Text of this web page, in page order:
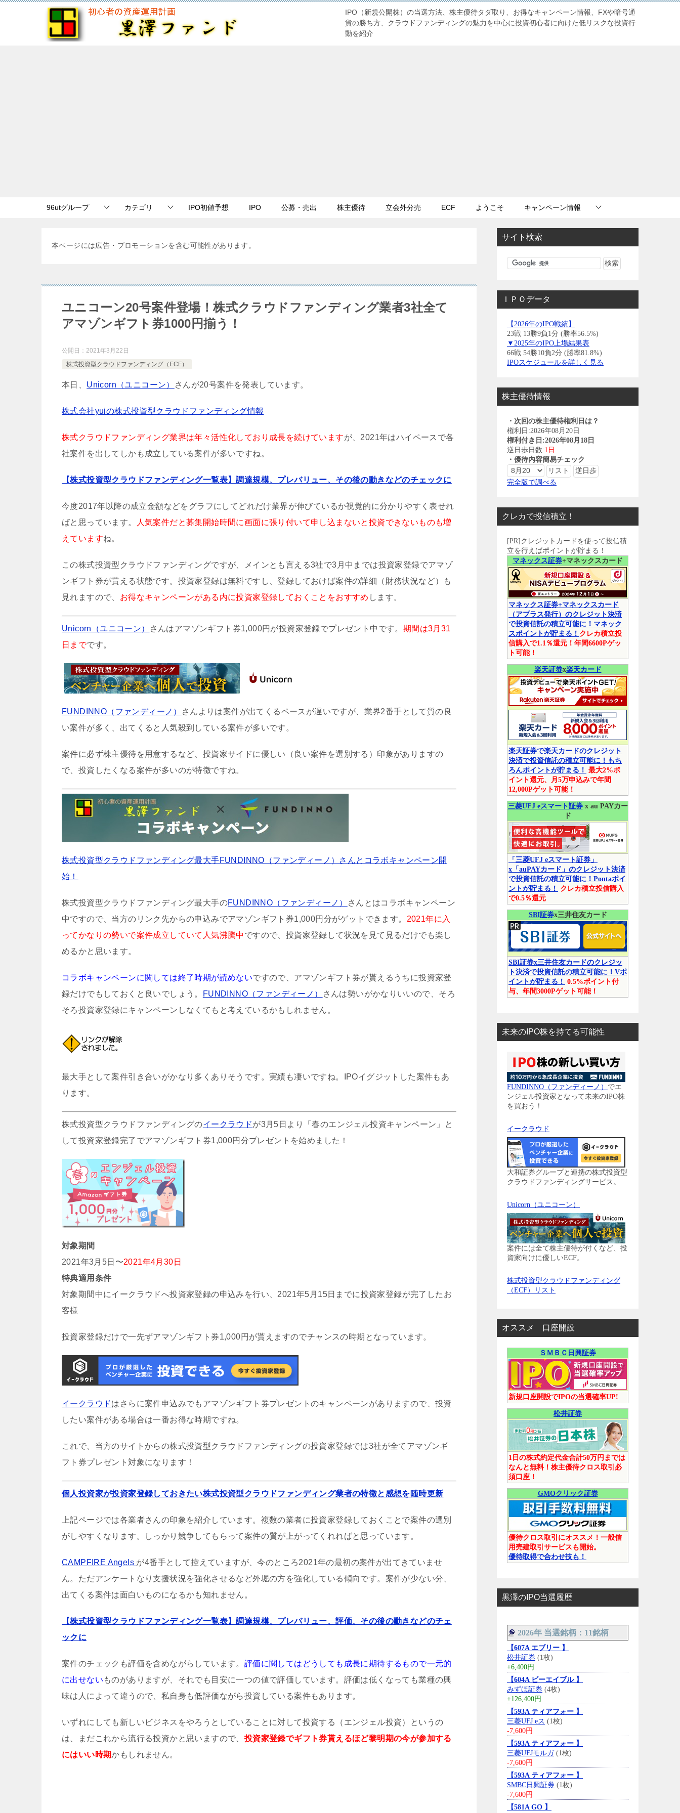
IPO（新規公開株）の当選方法、株主優待タダ取り、お得なキャンペーン情報、FXや暗号通
貨の勝ち方、クラウドファンディングの魅力を中心に投資初心者に向けた低リスクな投資行
動を紹介
96utグループ カテゴリ IPO初値予想 IPO 公募・売出 株主優待 立会外分売 ECF ようこそ キャンペーン情報
本ページには広告・プロモーションを含む可能性があります。
ユニコーン20号案件登場！株式クラウドファンディング業者3社全て
アマゾンギフト券1000円揃う！
公開日： 2021年3月22日
株式投資型クラウドファンディング（ECF）
本日、 Unicorn（ユニコーン） さんが20号案件を発表しています。
株式会社yuiの株式投資型クラウドファンディング情報
株式クラウドファンディング業界は年々活性化しており成長を続けていますが、2021年はハイペースで各
社案件を出してしかも成立している案件が多いですね。
【株式投資型クラウドファンディング一覧表】調達規模、プレバリュー、その後の動きなどのチェックに
今度2017年以降の成立金額などをグラフにしてどれだけ業界が伸びているか視覚的に分かりやすく表せれ
ばと思っています。
人気案件だと募集開始時間に画面に張り付いて申し込まないと投資できないものも増
えていますね。
この株式投資型クラウドファンディングですが、メインとも言える3社で3月中までは投資家登録でアマゾ
ンギフト券が貰える状態です。投資家登録は無料ですし、登録しておけば案件の詳細（財務状況など）も
見れますので、 お得なキャンペーンがある内に投資家登録しておくことをおすすめ します。
Unicorn（ユニコーン） さんはアマゾンギフト券1,000円が投資家登録でプレゼント中です。 期間は3月31
日までです。
FUNDINNO（ファンディーノ）
さんよりは案件が出てくるペースが遅いですが、業界2番手として質の良
い案件が多く、出てくると人気殺到している案件が多いです。
案件に必ず株主優待を用意するなど、投資家サイドに優しい（良い案件を選別する）印象がありますの
で、投資したくなる案件が多いのが特徴ですね。
株式投資型クラウドファンディング最大手FUNDINNO（ファンディーノ）さんとコラボキャンペーン開
始！
株式投資型クラウドファンディング最大手のFUNDINNO（ファンディーノ）
さんとはコラボキャンペーン
中ですので、当方のリンク先からの申込みでアマゾンギフト券1,000円分がゲットできます。 2021年に入
ってかなりの勢いで案件成立していて人気沸騰中 ですので、投資家登録して状況を見て見るだけでも楽し
めるかと思います。
コラボキャンペーンに関しては終了時期が読めないですので、アマゾンギフト券が貰えるうちに投資家登
録だけでもしておくと良いでしょう。
FUNDINNO（ファンディーノ）
さんは勢いがかなりいいので、そろ
そろ投資家登録にキャンペーンしなくてもと考えているかもしれません。
最大手として案件引き合いがかなり多くありそうです。実績も凄いですね。IPOイグジットした案件もあ
ります。
株式投資型クラウドファンディングのイークラウドが3月5日より「春のエンジェル投資キャンペーン」と
して投資家登録完了でアマゾンギフト券1,000円分プレゼントを始めました！
対象期間
2021年3月5日〜2021年4月30日
特典適用条件
対象期間中にイークラウドへ投資家登録の申込みを行い、2021年5月15日までに投資家登録が完了したお
客様
投資家登録だけで一先ずアマゾンギフト券1,000円が貰えますのでチャンスの時期となっています。
イークラウドはさらに案件申込みでもアマゾンギフト券プレゼントのキャンペーンがありますので、投資
したい案件がある場合は一番お得な時期ですね。
これで、当方のサイトからの株式投資型クラウドファンディングの投資家登録では3社が全てアマゾンギ
フト券プレゼント対象になります！
個人投資家が投資家登録しておきたい株式投資型クラウドファンディング業者の特徴と感想を随時更新
上記ページでは各業者さんの印象を紹介しています。複数の業者に投資家登録しておくことで案件の選別
がしやすくなります。しっかり競争してもらって案件の質が上がってくれればと思っています。
CAMPFIRE Angels が4番手として控えていますが、今のところ2021年の最初の案件が出てきていませ
ん。ただアンケートなり支援状況を強化させるなど外堀の方を強化している傾向です。案件が少ない分、
出てくる案件は面白いものになるかも知れません。
【株式投資型クラウドファンディング一覧表】調達規模、プレバリュー、評価、その後の動きなどのチェ
ックに
案件のチェックも評価を含めながらしています。 評価に関してはどうしても成長に期待するもので一元的
に出せない ものがありますが、それでも目安に一つの値で評価しています。評価は低くなっても業種の興
味は人によって違うので、私自身も低評価ながら投資している案件もあります。
いずれにしても新しいビジネスをやろうとしていることに対して投資する（エンジェル投資）というの
は、まだこれから流行る投資かと思いますので、投資家登録でギフト券貰えるほど黎明期の今が参加する
にはいい時期かもしれません。
サイト検索
ＩＰＯデータ
【2026年のIPO戦績】
23戦 13勝9負1分 (勝率56.5%)
▼2025年のIPO上場結果表
66戦 54勝10負2分 (勝率81.8%)
IPOスケジュールを詳しく見る
株主優待情報
・次回の株主優待権利日は？
権利日:2026年08月20日
権利付き日:2026年08月18日
逆日歩日数:1日
・優待内容簡易チェック
完全版で調べる
クレカで投信積立！
[PR]クレジットカードを使って投信積
立を行えばポイントが貯まる！
マネックス証券+マネックスカード
マネックス証券+マネックスカード
（アプラス発行）のクレジット決済
で投資信託の積立可能に！マネック
スポイントが貯まる！ クレカ積立投
信購入で1.1％還元！年間6600Pゲッ
ト可能！
楽天証券x楽天カード
楽天証券で楽天カードのクレジット
決済で投資信託の積立可能に！もち
ろんポイントが貯まる！ 最大2%ポ
イント還元、月5万申込みで年間
12,000Pゲット可能！
三菱UFJ eスマート証券x au PAYカー
ド
「三菱UFJ eスマート証券」
x「auPAYカード」のクレジット決済
で投資信託の積立可能に！Pontaポイ
ントが貯まる！
クレカ積立投信購入
で0.5％還元
SBI証券x三井住友カード
SBI証券x三井住友カードのクレジッ
ト決済で投資信託の積立可能に！Vポ
イントが貯まる！ 0.5%ポイント付
与、年間3000Pゲット可能！
未来のIPO株を持てる可能性
FUNDINNO（ファンディーノ） でエ
ンジェル投資家となって未来のIPO株
を買おう！
イークラウド
大和証券グループと連携の株式投資型
クラウドファンディングサービス。
Unicorn（ユニコーン）
案件には全て株主優待が付くなど、投
資家向けに優しいECF。
株式投資型クラウドファンディング
（ECF）リスト
オススメ 口座開設
ＳＭＢＣ日興証券
新規口座開設でIPOの当選確率UP!
松井証券
1日の株式約定代金合計50万円までは
なんと無料！株主優待クロス取引必
須口座！
GMOクリック証券
優待クロス取引にオススメ！一般信
用売建取引サービスも開始。
優待取得で合わせ技も！
黒澤のIPO当選履歴
2026年 当選銘柄：11銘柄
【607A エブリー 】
松井証券 (1枚)
+6,400円
【604A ビーエイブル 】
みずほ証券 (4枚)
+126,400円
【593A ティアフォー 】
三菱UFJ eス (1枚)
-7,600円
【593A ティアフォー 】
三菱UFJモルガ(1枚)
-7,600円
【593A ティアフォー 】
SMBC日興証券 (1枚)
-7,600円
【581A GO 】